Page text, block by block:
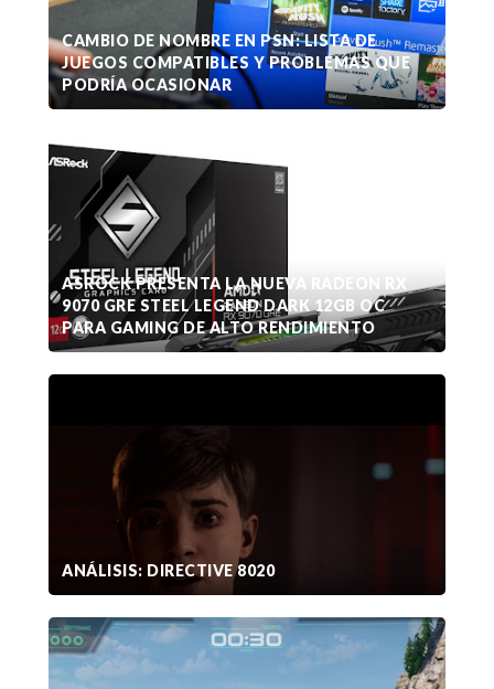
CAMBIO DE NOMBRE EN PSN: LISTA DE
JUEGOS COMPATIBLES Y PROBLEMAS QUE
PODRÍA OCASIONAR
ASROCK PRESENTA LA NUEVA RADEON RX
9070 GRE STEEL LEGEND DARK 12GB OC
PARA GAMING DE ALTO RENDIMIENTO
ANÁLISIS: DIRECTIVE 8020